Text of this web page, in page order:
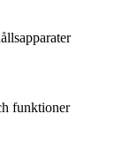
funktioner